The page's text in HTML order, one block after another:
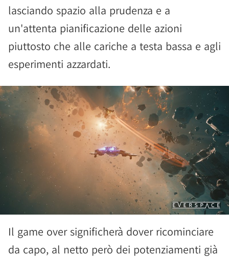
lasciando spazio alla prudenza e a
un'attenta pianificazione delle azioni
piuttosto che alle cariche a testa bassa e agli
esperimenti azzardati.
Il game over significherà dover ricominciare
da capo, al netto però dei potenziamenti già